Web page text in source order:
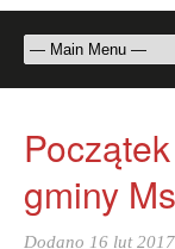
gminy
Dodano 16 lut 2017